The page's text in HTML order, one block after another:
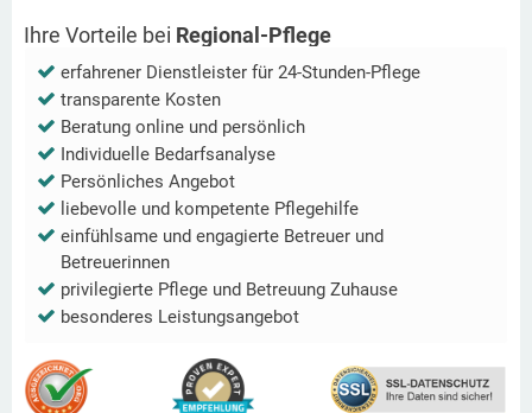
Ihre Vorteile bei Regional-Pflege
erfahrener Dienstleister für 24-Stunden-Pflege
transparente Kosten
Beratung online und persönlich
Individuelle Bedarfsanalyse
Persönliches Angebot
liebevolle und kompetente Pflegehilfe
einfühlsame und engagierte Betreuer und
Betreuerinnen
privilegierte Pflege und Betreuung Zuhause
besonderes Leistungsangebot